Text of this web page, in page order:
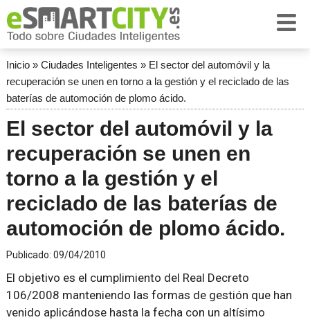
Inicio» Ciudades Inteligentes » El sector del automóvil y la
recuperación se unen en torno a la gestión y el reciclado de las
baterías de automoción de plomo ácido.
El sector del automóvil y la
recuperación se unen en
torno a la gestión y el
reciclado de las baterías de
automoción de plomo ácido.
Publicado: 09/04/2010
El objetivo es el cumplimiento del Real Decreto
106/2008 manteniendo las formas de gestión que han
venido aplicándose hasta la fecha con un altísimo